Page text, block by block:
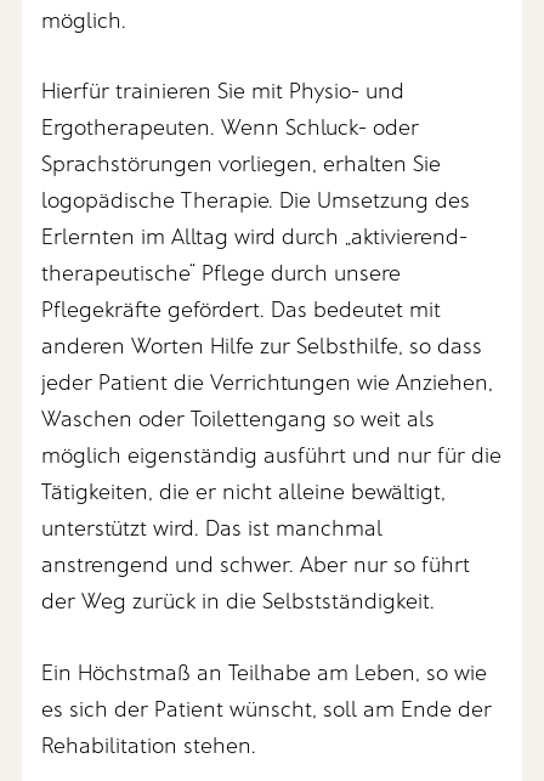
möglich.
Hierfür trainieren Sie mit Physio- und
Ergotherapeuten. Wenn Schluck- oder
Sprachstörungen vorliegen, erhalten Sie
logopädische Therapie. Die Umsetzung des
Erlernten im Alltag wird durch „aktivierend-
therapeutische“ Pflege durch unsere
Pflegekräfte gefördert. Das bedeutet mit
anderen Worten Hilfe zur Selbsthilfe, so dass
jeder Patient die Verrichtungen wie Anziehen,
Waschen oder Toilettengang so weit als
möglich eigenständig ausführt und nur für die
Tätigkeiten, die er nicht alleine bewältigt,
unterstützt wird. Das ist manchmal
anstrengend und schwer. Aber nur so führt
der Weg zurück in die Selbstständigkeit.
Ein Höchstmaß an Teilhabe am Leben, so wie
es sich der Patient wünscht, soll am Ende der
Rehabilitation stehen.